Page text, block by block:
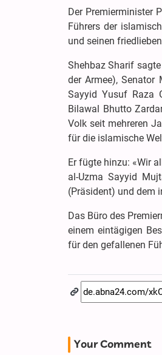
Der Premierminister
Führers der
und seinen
Shehbaz Sharif
der Armee), Senator
Sayyid Yusuf Raza
Bilawal Bhutto
Volk seit mehreren
für die islamische
Er fügte hinzu: «Wir
al-Uzma Sayyid
(Präsident) und dem
Das Büro des
einem eintägigen
für den gefallenen
Your Comment